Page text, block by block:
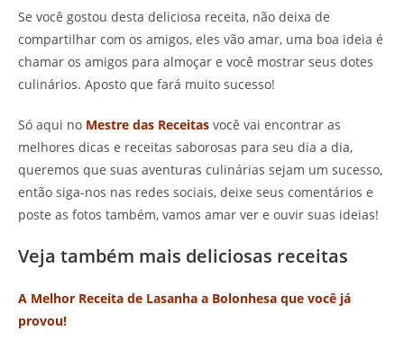
Se você gostou desta deliciosa receita, não deixa de
compartilhar com os amigos, eles vão amar, uma boa ideia é
chamar os amigos para almoçar e você mostrar seus dotes
culinários. Aposto que fará muito sucesso!
Só aqui no Mestre das Receitas você vai encontrar as
melhores dicas e receitas saborosas para seu dia a dia,
queremos que suas aventuras culinárias sejam um sucesso,
então siga-nos nas redes sociais, deixe seus comentários e
poste as fotos também, vamos amar ver e ouvir suas ideias!
Veja também mais deliciosas receitas
A Melhor Receita de Lasanha a Bolonhesa que você já
provou!